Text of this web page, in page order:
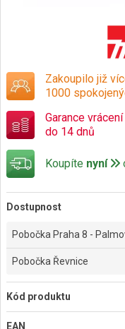
Zakoupilo již
1000
Garance
do 14 dnů
Koupíte nyní
Dostupnost
Pobočka Praha 8 -
Pobočka Řevnice
Kód produktu
EAN